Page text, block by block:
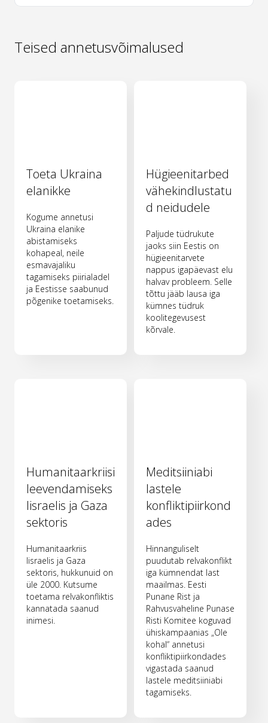
Teised annetusvõimalused
Toeta Ukraina
elanikke
Kogume annetusi
Ukraina elanike
abistamiseks
kohapeal, neile
esmavajaliku
tagamiseks piirialadel
ja Eestisse saabunud
põgenike toetamiseks.
Hügieenitarbed
vähekindlustatu
d neidudele
Paljude tüdrukute
jaoks siin Eestis on
hügieenitarvete
nappus igapäevast elu
halvav probleem. Selle
tõttu jääb lausa iga
kümnes tüdruk
koolitegevusest
kõrvale.
Humanitaarkriisi
leevendamiseks
Iisraelis ja Gaza
sektoris
Humanitaarkriis
Iisraelis ja Gaza
sektoris, hukkunuid on
üle 2000. Kutsume
toetama relvakonfliktis
kannatada saanud
inimesi.
Meditsiiniabi
lastele
konfliktipiirkond
ades
Hinnanguliselt
puudutab relvakonflikt
iga kümnendat last
maailmas. Eesti
Punane Rist ja
Rahvusvaheline Punase
Risti Komitee koguvad
ühiskampaanias „Ole
kohal“ annetusi
konfliktipiirkondades
vigastada saanud
lastele meditsiiniabi
tagamiseks.